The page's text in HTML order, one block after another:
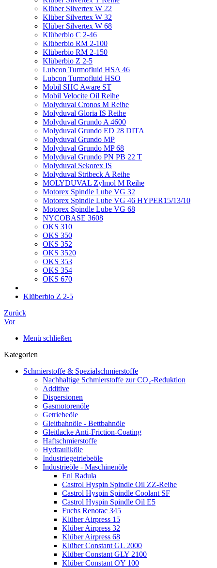
Klüber Silvertex W 22
Klüber Silvertex W 32
Klüber Silvertex W 68
Klüberbio C 2-46
Klüberbio RM 2-100
Klüberbio RM 2-150
Klüberbio Z 2-5
Lubcon Turmofluid HSA 46
Lubcon Turmofluid HSO
Mobil SHC Aware ST
Mobil Velocite Oil Reihe
Molyduval Cronos M Reihe
Molyduval Gloria IS Reihe
Molyduval Grundo A 4600
Molyduval Grundo ED 28 DITA
Molyduval Grundo MP
Molyduval Grundo MP 68
Molyduval Grundo PN PB 22 T
Molyduval Sekorex IS
Molyduval Stribeck A Reihe
MOLYDUVAL Zylmol M Reihe
Motorex Spindle Lube VG 32
Motorex Spindle Lube VG 46 HYPER15/13/10
Motorex Spindle Lube VG 68
NYCOBASE 3608
OKS 310
OKS 350
OKS 352
OKS 3520
OKS 353
OKS 354
OKS 670
Klüberbio Z 2-5
Zurück
Vor
Menü schließen
Kategorien
Schmierstoffe & Spezialschmierstoffe
Nachhaltige Schmierstoffe zur CO₂-Reduktion
Additive
Dispersionen
Gasmotorenöle
Getriebeöle
Gleitbahnöle - Bettbahnöle
Gleitlacke Anti-Friction-Coating
Haftschmierstoffe
Hydrauliköle
Industriegetriebeöle
Industrieöle - Maschinenöle
Eni Radula
Castrol Hyspin Spindle Oil ZZ-Reihe
Castrol Hyspin Spindle Coolant SF
Castrol Hyspin Spindle Oil E5
Fuchs Renotac 345
Klüber Airpress 15
Klüber Airpress 32
Klüber Airpress 68
Klüber Constant GL 2000
Klüber Constant GLY 2100
Klüber Constant OY 100